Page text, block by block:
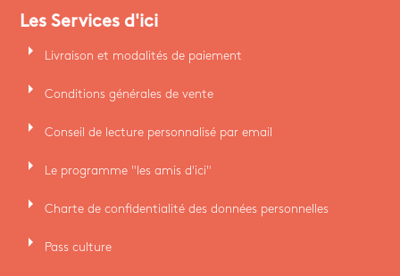
Les Services d'ici
arrow_right Livraison et modalités de paiement
arrow_right Conditions générales de vente
arrow_right Conseil de lecture personnalisé par email
arrow_right Le programme "les amis d'ici"
arrow_right Charte de confidentialité des données personnelles
arrow_right Pass culture